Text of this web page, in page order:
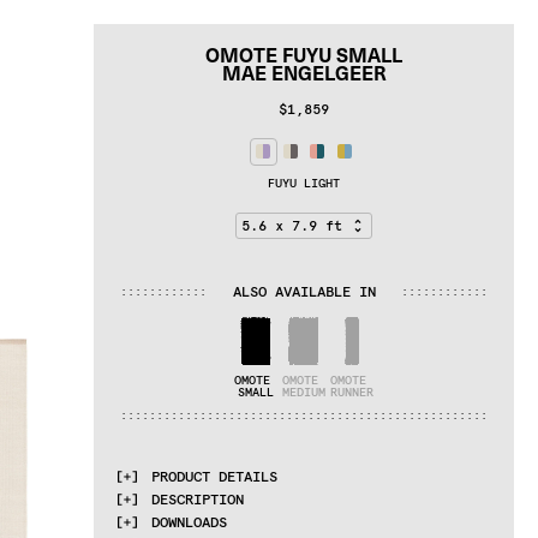
OMOTE FUYU SMALL
MAE ENGELGEER
$1,859
FUYU LIGHT
: : : : : : : : : : : : ALSO AVAILABLE IN : : : : : : : : : : : :
OMOTE
SMALL
OMOTE
MEDIUM
OMOTE
RUNNER
: : : : : : : : : : : : : : : : : : : : : : : : : : : : : : : : : : : : : : : : : : : : : : : : : : :
PRODUCT DETAILS
MATERIALS
Jute and felted wool
DESCRIPTION
Together with the cc-tapis team Mae
DOWNLOADS